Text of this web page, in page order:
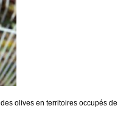
olives en territoires occupés de